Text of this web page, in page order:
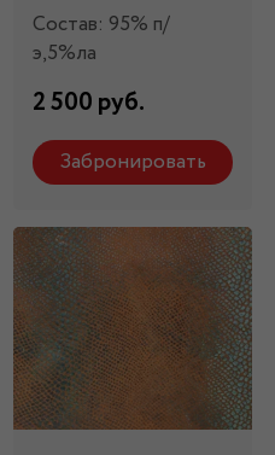
Состав: 95% п/
э,5%ла
2 500 руб.
Забронировать